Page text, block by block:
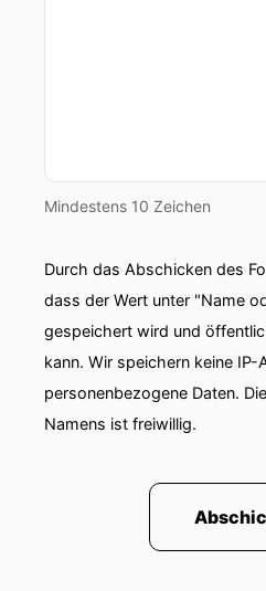
Mindestens 10 Zeichen
Durch das Abschicken des
dass der Wert unter "Name
gespeichert wird und
kann. Wir speichern keine
personenbezogene Daten.
Namens ist freiwillig.